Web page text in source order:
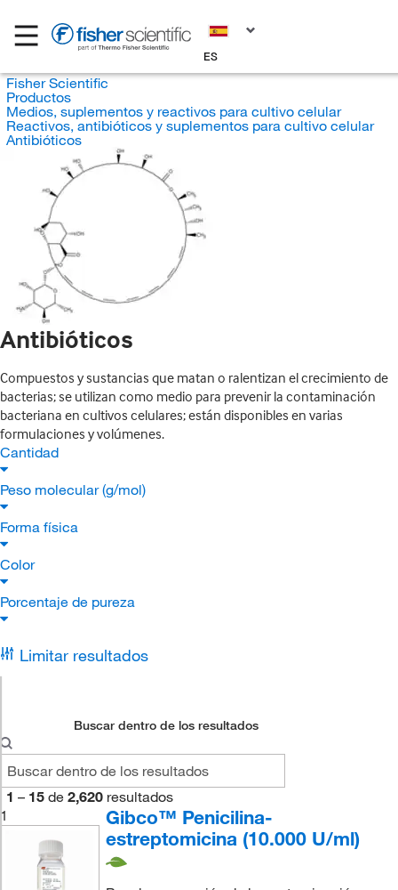
ES
Fisher Scientific
Productos
Medios, suplementos y reactivos para cultivo celular
Reactivos, antibióticos y suplementos para cultivo celular
Antibióticos
Antibióticos
Compuestos y sustancias que matan o ralentizan el crecimiento de
bacterias; se utilizan como medio para prevenir la contaminación
bacteriana en cultivos celulares; están disponibles en varias
formulaciones y volúmenes.
Cantidad
Peso molecular (g/mol)
Forma física
Color
Porcentaje de pureza
Limitar resultados
Buscar dentro de los resultados
1 – 15 de 2,620 resultados
1
Gibco™ Penicilina-
estreptomicina (10.000 U/ml)